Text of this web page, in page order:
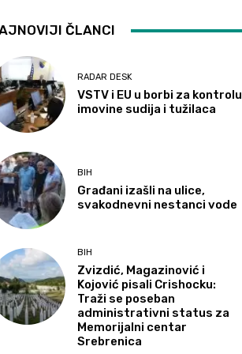
ČLANCI
RADAR DESK
VSTV i EU u borbi za kontrolu
imovine sudija i tužilaca
BIH
Građani izašli na ulice,
svakodnevni nestanci vode
BIH
Zvizdić, Magazinović i
Kojović pisali Crishocku:
Traži se poseban
administrativni status za
Memorijalni centar
Srebrenica